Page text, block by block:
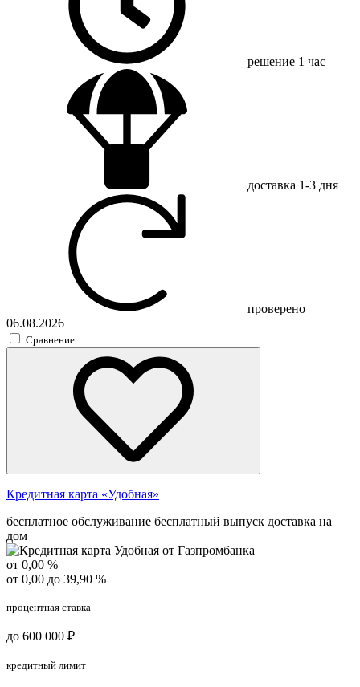
решение 1 час
доставка 1-3 дня
проверено
06.08.2026
Сравнение
Кредитная карта «Удобная»
бесплатное обслуживание бесплатный выпуск доставка на
дом
от 0,00 %
от 0,00 до 39,90 %
процентная ставка
до 600 000 ₽
кредитный лимит